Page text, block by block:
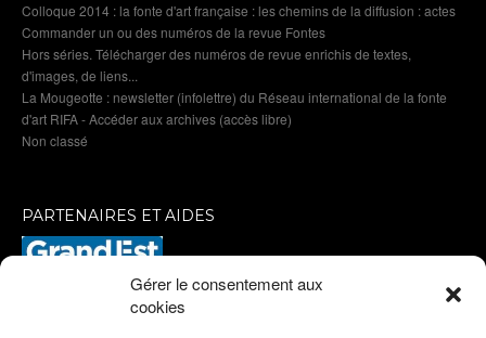
Gérer le consentement aux
cookies
Colloque 2014 : la fonte d'art française : les chemins de la diffusion : actes
Commander un ou des numéros de la revue Fontes
Hors séries. Télécharger des numéros de revue enrichis de textes,
d'images, de liens...
La Mougeotte : newsletter (infolettre) du Réseau international de la fonte
d'art RIFA - Accéder aux archives (accès libre)
Non classé
PARTENAIRES ET AIDES